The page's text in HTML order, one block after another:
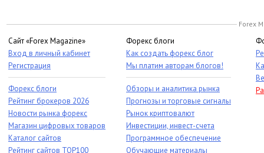
Forex
Сайт «Forex Magazine»
Вход в личный кабинет
Регистрация
Форекс блоги
Рейтинг брокеров 2026
Новости рынка форекс
Магазин цифровых товаров
Каталог сайтов
Рейтинг сайтов TOP100
Форекс блоги
Как создать форекс блог
Мы платим авторам блогов!
Обзоры и аналитика рынка
Прогнозы и торговые сигналы
Рынок криптовалют
Инвестиции, инвест-счета
Программное обеспечение
Обучающие материалы